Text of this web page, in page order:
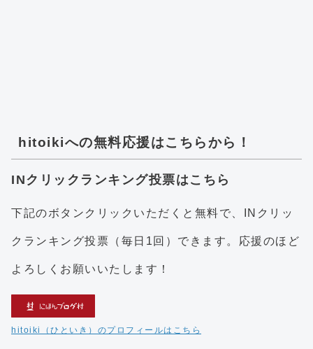
hitoikiへの無料応援はこちらから！
INクリックランキング投票はこちら
下記のボタンクリックいただくと無料で、INクリッ
クランキング投票（毎日1回）できます。応援のほど
よろしくお願いいたします！
hitoiki（ひといき）のプロフィールはこちら